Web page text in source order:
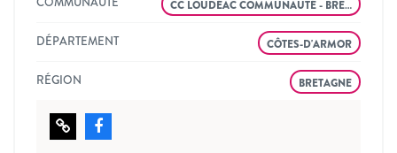
CC LOUDÉAC COMMUNAUTÉ - BRE…
DÉPARTEMENT CÔTES-D'ARMOR
RÉGION BRETAGNE